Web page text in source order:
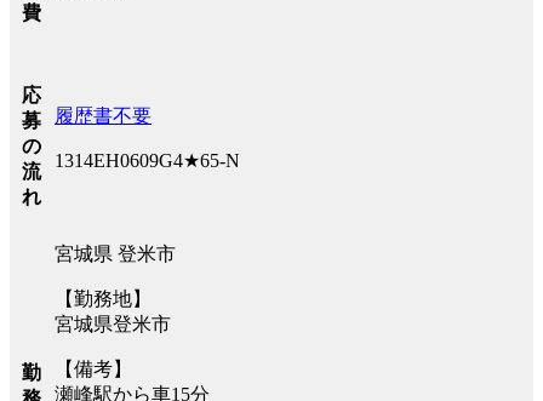
費
応
募
の
流
れ
履歴書不要
1314EH0609G4★65-N
勤
宮城県 登米市
【勤務地】
宮城県登米市
【備考】
瀬峰駅から車15分